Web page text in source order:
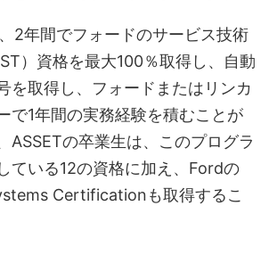
2年間でフォードのサービス技術
）資格を最大100％取得し、自動
を取得し、フォードまたはリンカ
で1年間の実務経験を積むことが
ASSETの卒業生は、このプログラ
ている12の資格に加え、Fordの
Certificationも取得するこ